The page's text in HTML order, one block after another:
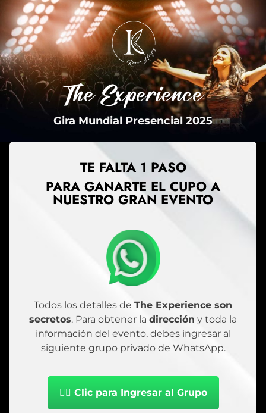
The Experience
Gira Mundial Presencial 2025
TE FALTA 1 PASO
PARA GANARTE EL CUPO A
NUESTRO GRAN EVENTO
Todos los detalles de The Experience son
secretos. Para obtener la dirección y toda la
información del evento, debes ingresar al
siguiente grupo privado de WhatsApp.
👉🏻 Clic para Ingresar al Grupo